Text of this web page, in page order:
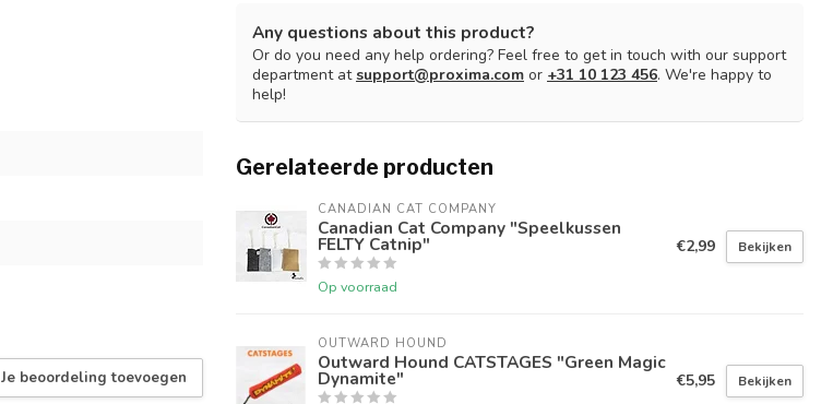
Je beoordeling toevoegen
Any questions about this product?
Or do you need any help ordering? Feel free to get in touch with our support
department atsupport@proxima.com or +31 10 123 456. We're happy to
help!
Gerelateerde producten
CANADIAN CAT COMPANY
Canadian Cat Company "Speelkussen
FELTY Catnip"
Op voorraad
€2,99 Bekijken
OUTWARD HOUND
Outward Hound CATSTAGES "Green Magic
Dynamite" €5,95 Bekijken